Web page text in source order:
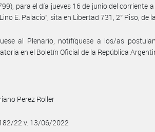
para el día jueves 16 de junio del corriente
E. Palacio”, sita en Libertad 731, 2° Piso, de
al Plenario, notifíquese a los/as
en el Boletín Oficial de la República
Perez Roller
22 v. 13/06/2022